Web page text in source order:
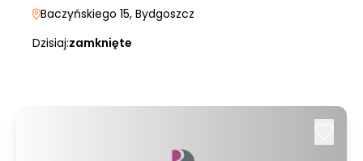
Baczyńskiego 15, Bydgoszcz
Dzisiaj:zamknięte